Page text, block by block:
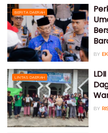
BERITA DAERAH
BY
LINTAS DAERAH
BY